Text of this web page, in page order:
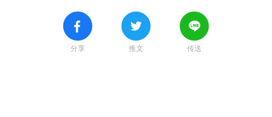
分享 推文 传送